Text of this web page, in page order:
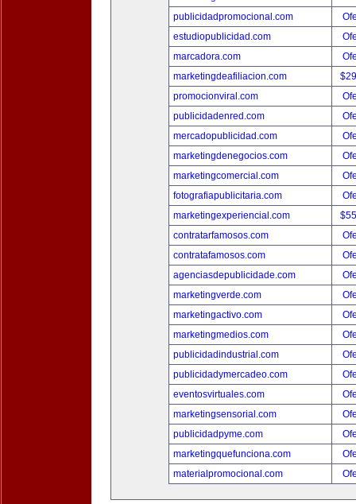
publicidadpromocional.com
estudiopublicidad.com
marcadora.com
marketingdeafiliacion.com
promocionviral.com
publicidadenred.com
mercadopublicidad.com
marketingdenegocios.com
marketingcomercial.com
fotografiapublicitaria.com
marketingexperiencial.com
contratarfamosos.com
contratafamosos.com
agenciasdepublicidade.com
marketingverde.com
marketingactivo.com
marketingmedios.com
publicidadindustrial.com
publicidadymercadeo.com
eventosvirtuales.com
marketingsensorial.com
publicidadpyme.com
marketingquefunciona.com
materialpromocional.com